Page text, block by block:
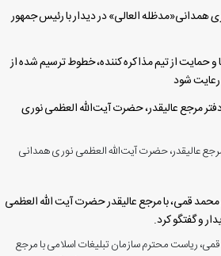
العالی» در دیدار با رئیس جمهور
حمایت از تیم مذاکره کننده، خطوط ترسیم شده از
شود
مرجع عالیقدر، حضرت آیت‌الله العظمی نوری
عالیقدر، حضرت آیت‌الله العظمی نوری همدانی
قمی، با مرجع عالیقدر حضرت آیت الله العظمی
گفتگو کرد.
ریاست محترم سازمان تبلیغات اسلامی با مرجع